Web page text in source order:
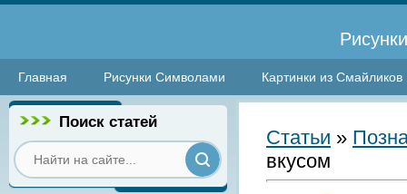
Главная Рисунки Символами Картинки из Смайликов
Поиск статей
Статьи »
вкусом